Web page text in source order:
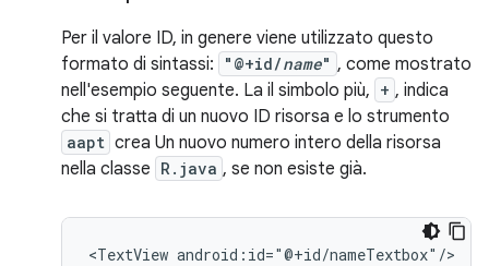
Per il valore ID, in genere viene utilizzato questo
formato di sintassi:
"@+id/name" , come mostrato
nell'esempio seguente. La il simbolo più, + , indica
che si tratta di un nuovo ID risorsa e lo strumento
aapt crea Un nuovo numero intero della risorsa
nella classe R.java , se non esiste già.
<TextView android:id="@+id/nameTextbox"/>